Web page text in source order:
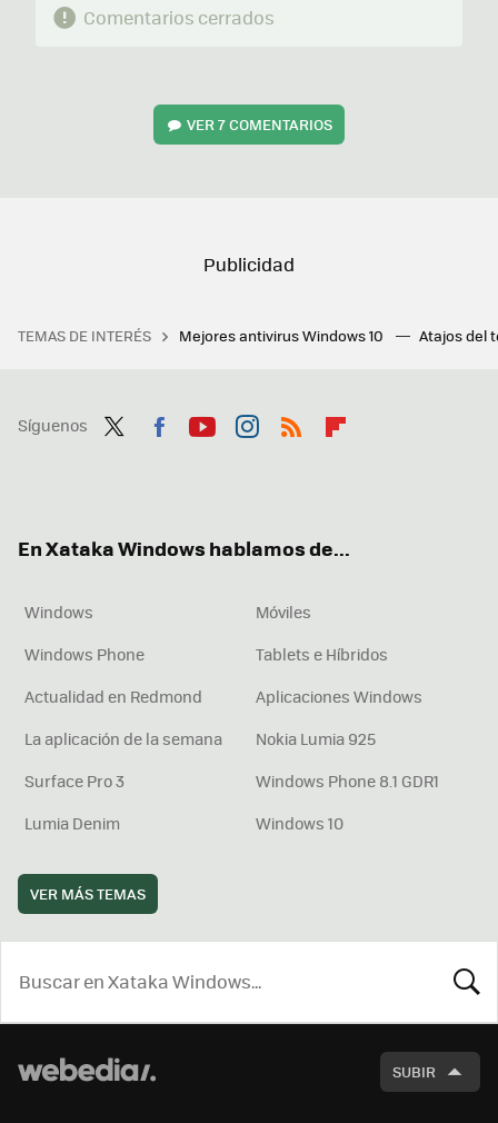
Comentarios cerrados
VER7 COMENTARIOS
TEMAS DE INTERÉS Mejores antivirus Windows 10 Atajos del
Síguenos
En Xataka Windows hablamos de...
Windows
Móviles
Windows Phone
Tablets e Híbridos
Actualidad en Redmond
Aplicaciones Windows
La aplicación de la semana
Nokia Lumia 925
Surface Pro 3
Windows Phone 8.1 GDR1
Lumia Denim
Windows 10
VER MÁS TEMAS
SUBIR